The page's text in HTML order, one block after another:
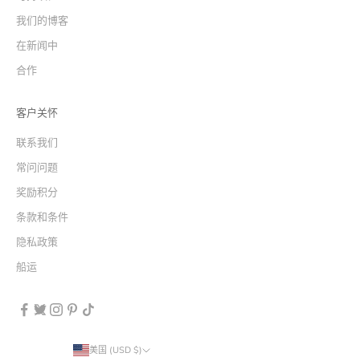
我们的博客
在新闻中
合作
客户关怀
联系我们
常问问题
奖励积分
条款和条件
隐私政策
船运
美国 (USD $)